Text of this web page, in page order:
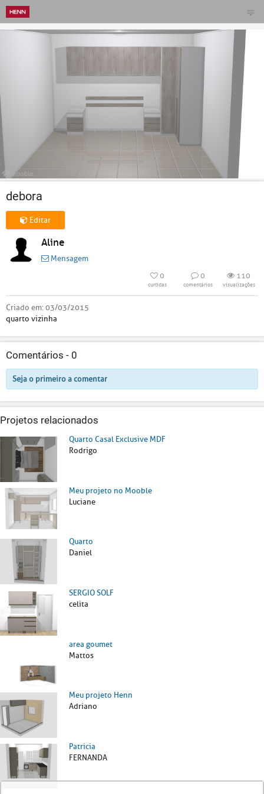
debora
Editar
Aline
Mensagem
0
curtidas
0
comentários
110
visualizações
Criado em:03/03/2015
quarto vizinha
Comentários - 0
Seja o primeiro a comentar
Projetos relacionados
Quarto Casal Exclusive MDF
Rodrigo
Meu projeto no Mooble
Luciane
Quarto
Daniel
SERGIO SOLF
celita
area goumet
Mattos
Meu projeto Henn
Adriano
Patricia
FERNANDA